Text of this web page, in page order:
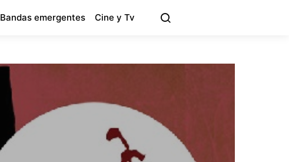
Bandas emergentes Cine y Tv